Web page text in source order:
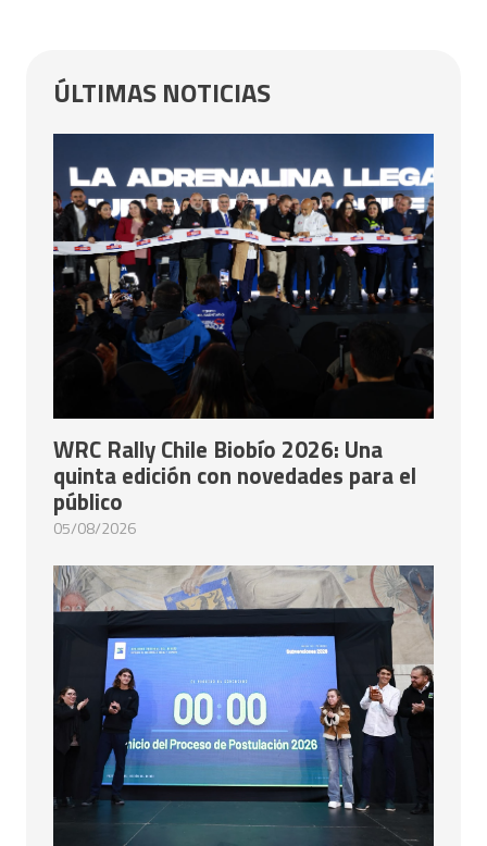
ÚLTIMAS NOTICIAS
WRC Rally Chile Biobío 2026: Una
quinta edición con novedades para el
público
05/08/2026